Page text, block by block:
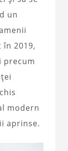
un
2019,
precum
modern
aprinse.